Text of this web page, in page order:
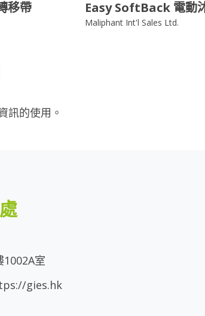
移帶 Easy SoftBack 電動
Maliphant Int'l Sales Ltd.
訊的使用。
室
gies.hk